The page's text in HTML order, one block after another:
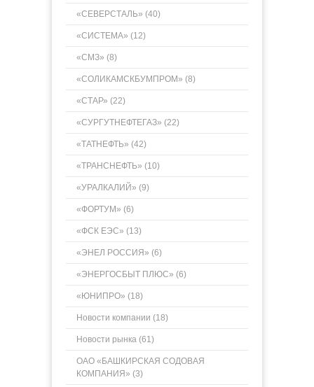
«СЕВЕРСТАЛЬ» (40)
«СИСТЕМА» (12)
«СМЗ» (8)
«СОЛИКАМСКБУМПРОМ» (8)
«СТАР» (22)
«СУРГУТНЕФТЕГАЗ» (22)
«ТАТНЕФТЬ» (42)
«ТРАНСНЕФТЬ» (10)
«УРАЛКАЛИЙ» (9)
«ФОРТУМ» (6)
«ФСК ЕЭС» (13)
«ЭНЕЛ РОССИЯ» (6)
«ЭНЕРГОСБЫТ ПЛЮС» (6)
«ЮНИПРО» (18)
Новости компании (18)
Новости рынка (61)
ОАО «БАШКИРСКАЯ СОДОВАЯ
КОМПАНИЯ» (3)